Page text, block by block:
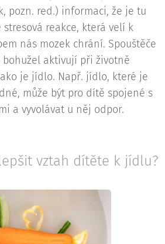
pozn. red.) informaci, že je tu
stresová reakce, která velí k
nás mozek chrání. Spouštěče
aktivují při životně
je jídlo. Např. jídlo, které je
může být pro dítě spojené s
a vyvolávat u něj odpor.
vztah dítěte k jídlu?